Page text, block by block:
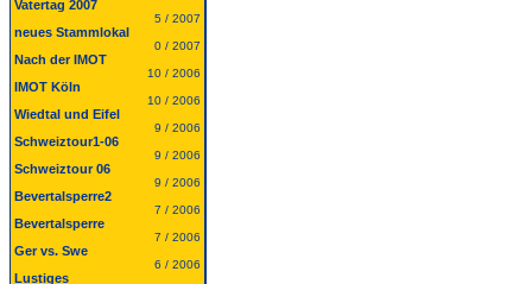
Vatertag 2007
5 / 2007
neues Stammlokal
0 / 2007
Nach der IMOT
10 / 2006
IMOT Köln
10 / 2006
Wiedtal und Eifel
9 / 2006
Schweiztour1-06
9 / 2006
Schweiztour 06
9 / 2006
Bevertalsperre2
7 / 2006
Bevertalsperre
7 / 2006
Ger vs. Swe
6 / 2006
Lustiges